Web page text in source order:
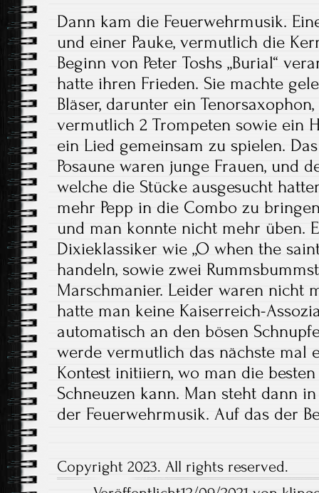
Dann kam die Feuerwehrmusik.
und einer Pauke, vermutlich die
Beginn von Peter Toshs „Burial“
hatte ihren Frieden. Sie machte
Bläser, darunter ein
vermutlich 2 Trompeten sowie ein
ein Lied gemeinsam zu spielen.
Posaune waren junge Frauen, und
welche die Stücke ausgesucht
mehr Pepp in die Combo zu
und man konnte nicht mehr üben.
Dixieklassiker wie „O when the
handeln, sowie zwei
Marschmanier. Leider waren nicht
hatte man keine Kaiserreich-
automatisch an den bösen
werde vermutlich das nächste mal
Kontest initiiern, wo man die
Schneuzen kann. Man steht dann
der Feuerwehrmusik. Auf das der
Copyright 2023. All rights reserved.